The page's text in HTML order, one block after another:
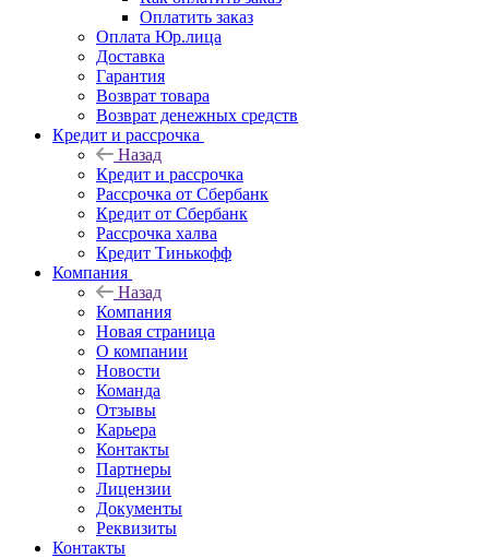
Оплатить заказ
Оплата Юр.лица
Доставка
Гарантия
Возврат товара
Возврат денежных средств
Кредит и рассрочка
Назад
Кредит и рассрочка
Рассрочка от Сбербанк
Кредит от Сбербанк
Рассрочка халва
Кредит Тинькофф
Компания
Назад
Компания
Новая страница
О компании
Новости
Команда
Отзывы
Карьера
Контакты
Партнеры
Лицензии
Документы
Реквизиты
Контакты